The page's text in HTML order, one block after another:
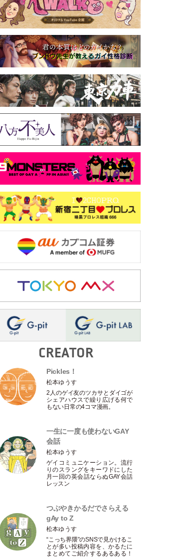
CREATOR
Pickles！
松本ゆうす
2人のゲイ友のツカサとダイゴが
シェアハウスで繰り広げる何で
もない日常の4コマ漫画。
一生に一度も使わないGAY
会話
松本ゆうす
ゲイコミュニケーション。流行
りのスラングをキーワドにした
月一回の英会話ならぬGAY会話
レッスン
つぶやきかるだでさらえる
gAy to Z
松本ゆうす
“こっち界隈”のSNSで見かけるこ
とが多い投稿内容を、かるたに
まとめてご紹介するあるある！